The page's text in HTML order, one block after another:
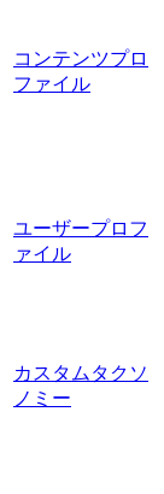
コンテンツプロ
ファイル
ユーザープロフ
ァイル
カスタムタクソ
ノミー